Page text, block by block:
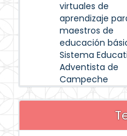
virtuales de
aprendizaje
maestros de
educación
Sistema
Adventista de
Campeche